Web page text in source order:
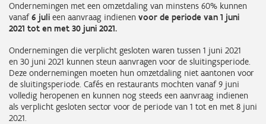
Ondernemingen met een omzetdaling van minstens 60% kunnen
vanaf6 juli een aanvraag indienen voor de periode van 1 juni
2021 tot en met 30 juni 2021.
Ondernemingen die verplicht gesloten waren tussen 1 juni 2021
en 30 juni 2021 kunnen steun aanvragen voor de sluitingsperiode.
Deze ondernemingen moeten hun omzetdaling niet aantonen voor
de sluitingsperiode. Cafés en restaurants mochten vanaf 9 juni
volledig heropenen en kunnen nog steeds een aanvraag indienen
als verplicht gesloten sector voor de periode van 1 tot en met 8 juni
2021.